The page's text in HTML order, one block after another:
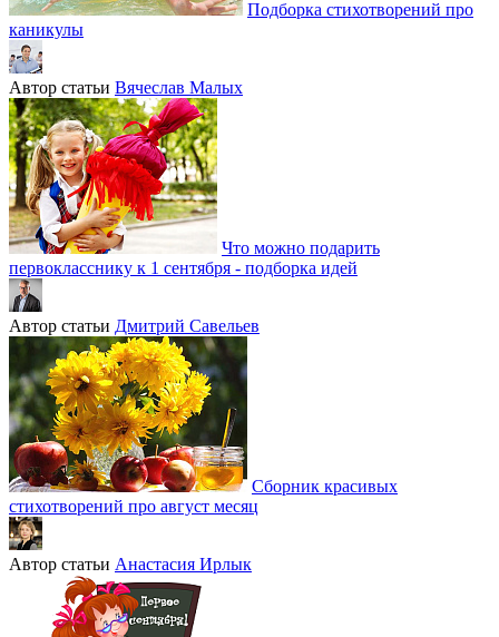
Подборка стихотворений про
каникулы
Автор статьи Вячеслав Малых
Что можно подарить
первокласснику к 1 сентября - подборка идей
Автор статьи Дмитрий Савельев
Сборник красивых
стихотворений про август месяц
Автор статьи Анастасия Ирлык